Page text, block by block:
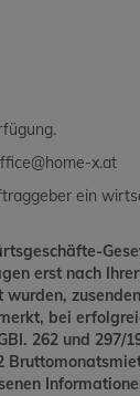
x.at
ein
erst nach
bei
262 und 297/